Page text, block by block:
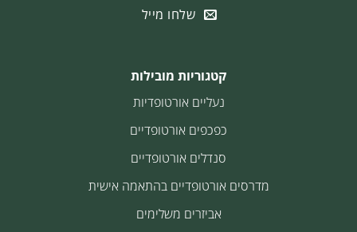
שלחו מייל
קטגוריות מובילות
נעליים אורטופדיות
כפכפים אורטופדיים
סנדלים אורטופדיים
מדרסים אורטופדיים בהתאמה אישית
אביזרים משלימים